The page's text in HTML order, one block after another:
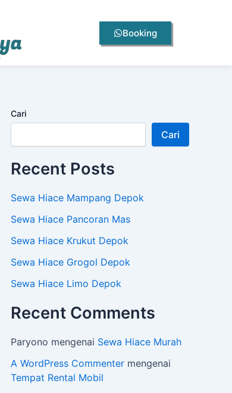
Booking
Cari
Cari
Recent Posts
Sewa Hiace Mampang Depok
Sewa Hiace Pancoran Mas
Sewa Hiace Krukut Depok
Sewa Hiace Grogol Depok
Sewa Hiace Limo Depok
Recent Comments
Paryono mengenai Sewa Hiace Murah
A WordPress Commenter mengenai
Tempat Rental Mobil